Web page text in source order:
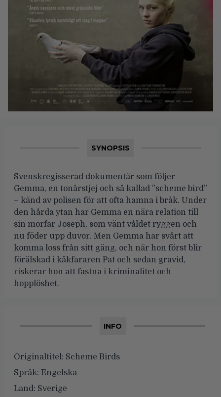
SYNOPSIS
Svenskregisserad dokumentär som följer
Gemma, en tonårstjej och så kallad ”scheme bird”
– känd av polisen för att ofta hamna i bråk. Under
den hårda ytan har Gemma en nära relation till
sin morfar Joseph, som vänt våldet ryggen och
nu föder upp duvor. Men Gemma har svårt att
komma loss från sitt gäng, och när hon först blir
förälskad i kåkfararen Pat och sedan gravid,
riskerar hon att fastna i kriminalitet och
hopplöshet.
INFO
Originaltitel: Scheme Birds
Språk: Engelska
Land: Sverige